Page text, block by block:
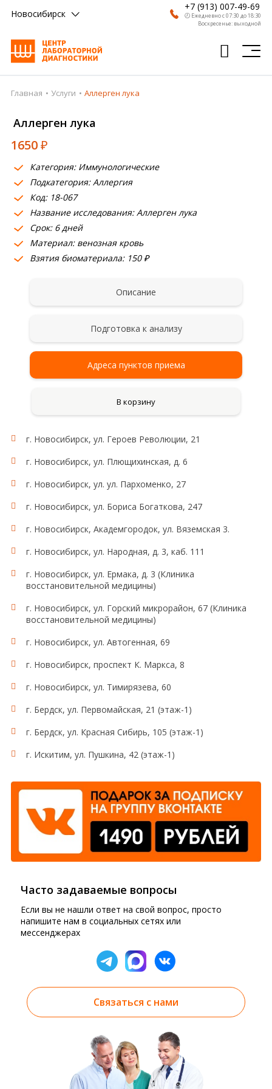
Новосибирск
+7 (913) 007-49-69
🕗 Ежедневно с 07:30 до 18:30
Воскресенье: выходной
Главная
Анализы
Врачи
Получить результат
Пациентам
О компании
Где сдать
Главная Услуги Аллерген лука
Аллерген лука
1650₽
Категория: Иммунологические
Подкатегория: Аллергия
Код: 18-067
Название исследования: Аллерген лука
Срок: 6 дней
Материал: венозная кровь
Взятия биоматериала: 150 ₽
Описание
Подготовка к анализу
Адреса пунктов приема
В корзину
г. Новосибирск, ул. Героев Революции, 21
г. Новосибирск, ул. Плющихинская, д. 6
г. Новосибирск, ул. ул. Пархоменко, 27
г. Новосибирск, ул. Бориса Богаткова, 247
г. Новосибирск, Академгородок, ул. Вяземская 3.
г. Новосибирск, ул. Народная, д. 3, каб. 111
г. Новосибирск, ул. Ермака, д. 3 (Клиника
восстановительной медицины)
г. Новосибирск, ул. Горский микрорайон, 67 (Клиника
восстановительной медицины)
г. Новосибирск, ул. Автогенная, 69
г. Новосибирск, проспект К. Маркса, 8
г. Новосибирск, ул. Тимирязева, 60
г. Бердск, ул. Первомайская, 21 (этаж-1)
г. Бердск, ул. Красная Сибирь, 105 (этаж-1)
г. Искитим, ул. Пушкина, 42 (этаж-1)
Часто задаваемые вопросы
Если вы не нашли ответ на свой вопрос, просто
напишите нам в социальных сетях или
мессенджерах
Связаться с нами